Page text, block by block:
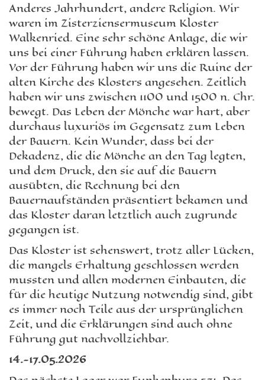
Anderes Jahrhundert, andere Religion. Wir
waren im Zisterziensermuseum Kloster
Walkenried. Eine sehr schöne Anlage, die wir
uns bei einer Führung haben erklären lassen.
Vor der Führung haben wir uns die Ruine der
alten Kirche des Klosters angesehen. Zeitlich
haben wir uns zwischen 1100 und 1500 n. Chr.
bewegt. Das Leben der Mönche war hart, aber
durchaus luxuriös im Gegensatz zum Leben
der Bauern. Kein Wunder, dass bei der
Dekadenz, die die Mönche an den Tag legten,
und dem Druck, den sie auf die Bauern
ausübten, die Rechnung bei den
Bauernaufständen präsentiert bekamen und
das Kloster daran letztlich auch zugrunde
gegangen ist.
Das Kloster ist sehenswert, trotz aller Lücken,
die mangels Erhaltung geschlossen werden
mussten und allen modernen Einbauten, die
für die heutige Nutzung notwendig sind, gibt
es immer noch Teile aus der ursprünglichen
Zeit, und die Erklärungen sind auch ohne
Führung gut nachvollziehbar.
14.-17.05.2026